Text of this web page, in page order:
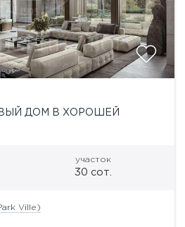
ДОМ В ХОРОШЕЙ
участок
30 сот.
Ville)